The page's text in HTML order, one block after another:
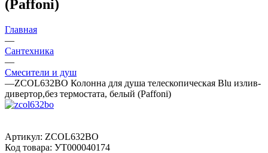
(Paffoni)
Главная
—
Сантехника
—
Смесители и душ
—ZCOL632BO Колонна для душа телескопическая Blu излив-
дивертор,без термостата, белый (Paffoni)
Артикул: ZCOL632BO
Код товара: УТ000040174